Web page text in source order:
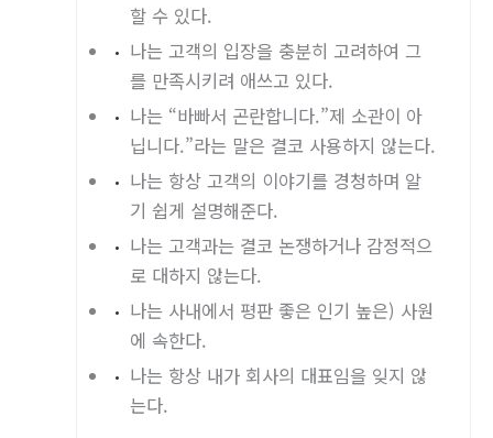
할 수 있다.
나는 고객의 입장을 충분히 고려하여 그
를 만족시키려 애쓰고 있다.
나는 “바빠서 곤란합니다.”제 소관이 아
닙니다.”라는 말은 결코 사용하지 않는다.
나는 항상 고객의 이야기를 경청하며 알
기 쉽게 설명해준다.
나는 고객과는 결코 논쟁하거나 감정적으
로 대하지 않는다.
나는 사내에서 평판 좋은 인기 높은) 사원
에 속한다.
나는 항상 내가 회사의 대표임을 잊지 않
는다.